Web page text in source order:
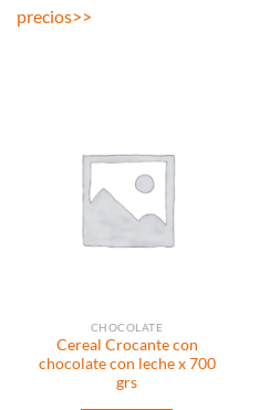
precios>>
CHOCOLATE
Cereal Crocante con
chocolate con leche x 700
grs